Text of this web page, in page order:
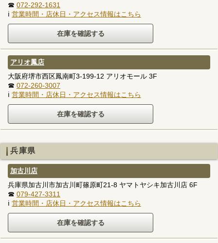
☎ 072-292-1631
ℹ 営業時間・店休日・アクセス情報はこちら
アリオ鳳店
大阪府堺市西区鳳南町3-199-12 アリオモール 3F
☎ 072-260-3007
ℹ 営業時間・店休日・アクセス情報はこちら
兵庫県
加古川店
兵庫県加古川市加古川町篠原町21-8 ヤマトヤシキ加古川店 6F
☎ 079-427-3311
ℹ 営業時間・店休日・アクセス情報はこちら